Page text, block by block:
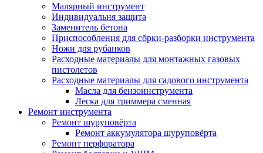
Малярный инструмент
Индивидуальня защита
Заменитель бетона
Приспособления для сбрки-разборки инструмента
Ножи для рубанков
Расходные материалы для монтажных газовых
пистолетов
Расходные материалы для садового инструмента
Масла для бензоинструмента
Леска для триммера сменная
Ремонт инструмента
Ремонт шуруповёрта
Ремонт аккумулятора шуруповёрта
Ремонт перфоратора